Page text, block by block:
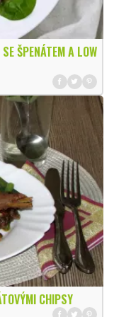
ŠPENÁTEM A LOW
CHIPSY